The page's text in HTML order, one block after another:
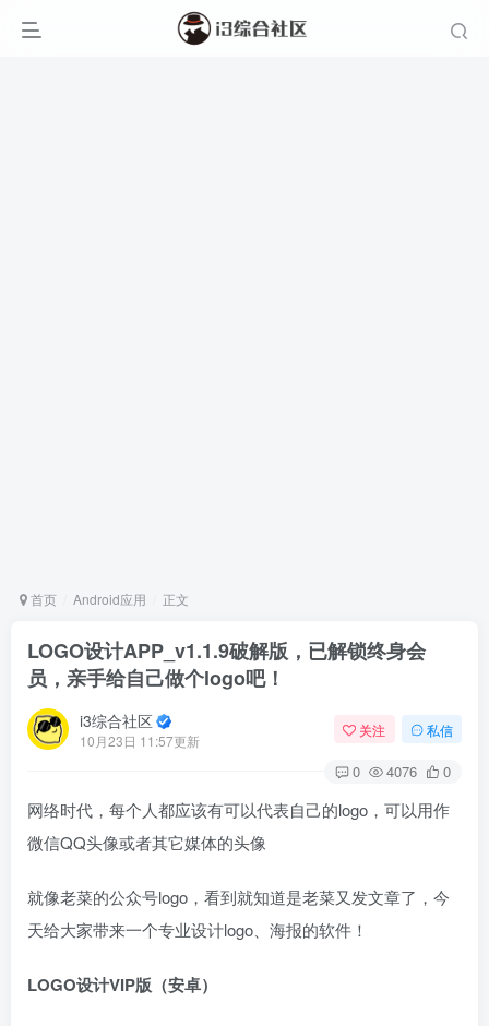
首页 Android应用 正文
LOGO设计APP_v1.1.9破解版，已解锁终身会
员，亲手给自己做个logo吧！
i3综合社区
10月23日 11:57更新
关注 私信
0 4076 0
网络时代，每个人都应该有可以代表自己的logo，可以用作
微信QQ头像或者其它媒体的头像
就像老菜的公众号logo，看到就知道是老菜又发文章了，今
天给大家带来一个专业设计logo、海报的软件！
LOGO设计VIP版（安卓）